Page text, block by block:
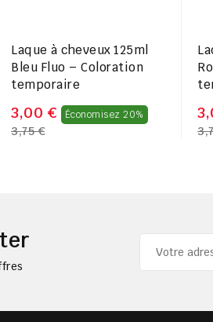
Laque à cheveux 125ml
Bleu Fluo – Coloration
temporaire
3,00 € Économisez 20% Prix
​​
3,75 €